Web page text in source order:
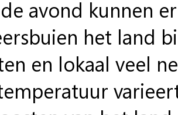
avond kunnen
het land
en lokaal veel